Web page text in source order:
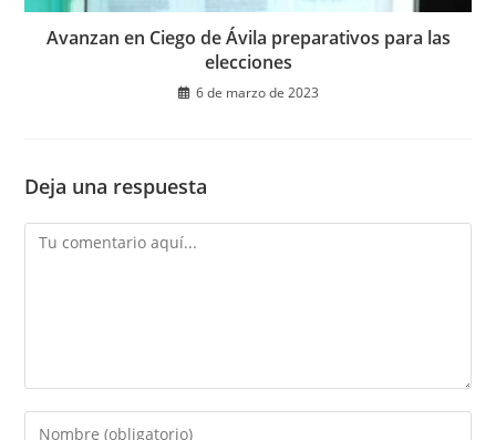
Avanzan en Ciego de Ávila preparativos para las
elecciones
6 de marzo de 2023
Deja una respuesta
Comentario
Introduce